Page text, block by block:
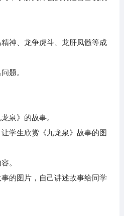
、龙争虎斗、龙肝凤髓等成
题。
》的故事。
生欣赏《九龙泉》故事的图
。
图片，自己讲述故事给同学